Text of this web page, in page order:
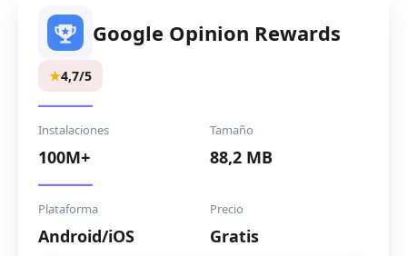
Google Opinion Rewards
★4,7/5
Instalaciones
100M+
Tamaño
88,2 MB
Plataforma
Android/iOS
Precio
Gratis